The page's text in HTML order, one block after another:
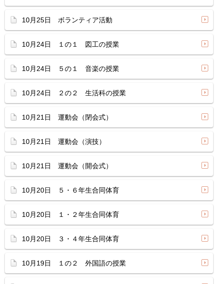
10月25日 ボランティア活動
10月24日 １の１ 図工の授業
10月24日 ５の１ 音楽の授業
10月24日 ２の２ 生活科の授業
10月21日 運動会（閉会式）
10月21日 運動会（演技）
10月21日 運動会（開会式）
10月20日 ５・６年生合同体育
10月20日 １・２年生合同体育
10月20日 ３・４年生合同体育
10月19日 １の２ 外国語の授業